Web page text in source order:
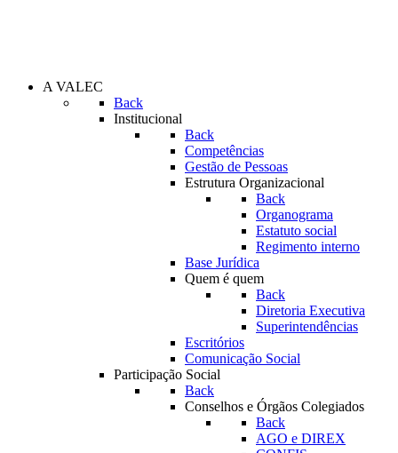
A VALEC
Back
Institucional
Back
Competências
Gestão de Pessoas
Estrutura Organizacional
Back
Organograma
Estatuto social
Regimento interno
Base Jurídica
Quem é quem
Back
Diretoria Executiva
Superintendências
Escritórios
Comunicação Social
Participação Social
Back
Conselhos e Órgãos Colegiados
Back
AGO e DIREX